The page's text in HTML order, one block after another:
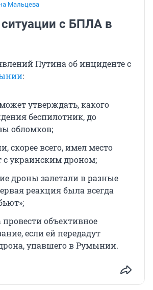
Мальцева
ситуации с БПЛА в
Путина об инциденте с
:
утверждать, какого
беспилотник, до
обломков;
скорее всего, имел место
с украинским дроном;
дроны залетали в разные
реакция была всегда
провести объективное
если ей передадут
упавшего в Румынии.